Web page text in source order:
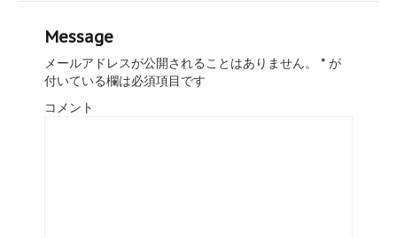
Message
メールアドレスが公開されることはありません。 * が
付いている欄は必須項目です
コメント